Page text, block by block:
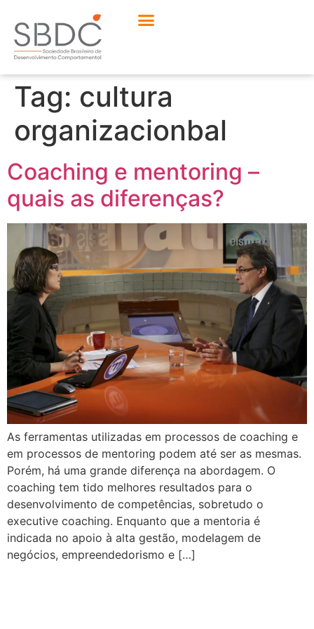
Tag: cultura
organizacionbal
Coaching e mentoring –
quais as diferenças?
As ferramentas utilizadas em processos de coaching e
em processos de mentoring podem até ser as mesmas.
Porém, há uma grande diferença na abordagem. O
coaching tem tido melhores resultados para o
desenvolvimento de competências, sobretudo o
executive coaching. Enquanto que a mentoria é
indicada no apoio à alta gestão, modelagem de
negócios, empreendedorismo e […]